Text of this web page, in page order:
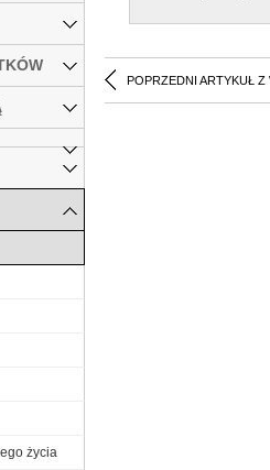
POPRZEDNI ARTYKUŁ Z
życia